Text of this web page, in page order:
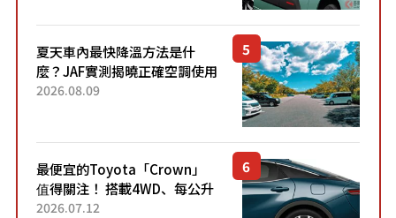
夏天車內最快降溫方法是什
麼？JAF實測揭曉正確空調使用
方式
2026.08.09
最便宜的Toyota「Crown」
值得關注！ 搭載4WD、每公升
22.4公里低油耗表現超亮眼！
2026.07.12